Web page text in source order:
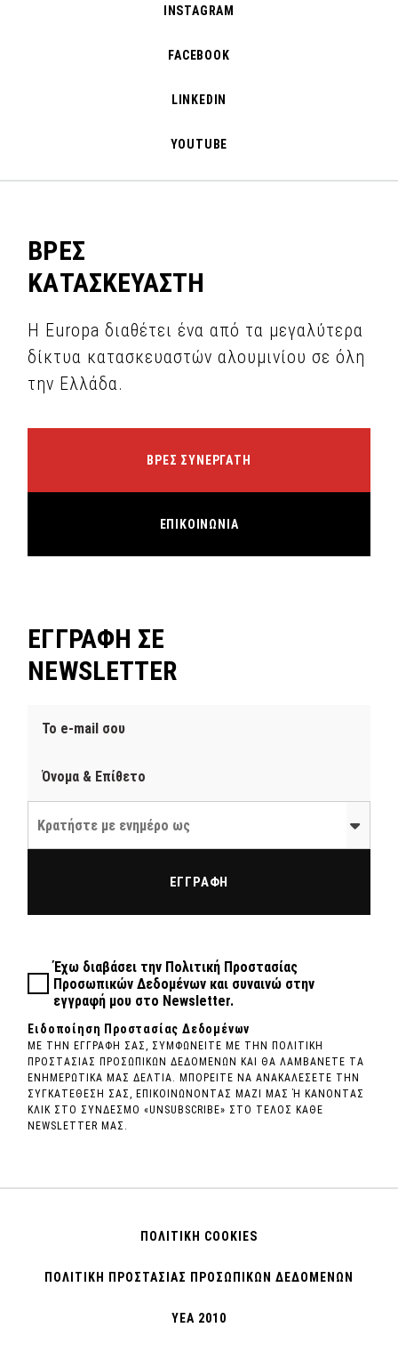
INSTAGRAM
FACEBOOK
LINKEDIN
YOUTUBE
ΒΡΕΣ
ΚΑΤΑΣΚΕΥΑΣΤΗ
Η Europa διαθέτει ένα από τα μεγαλύτερα
δίκτυα κατασκευαστών αλουμινίου σε όλη
την Ελλάδα.
ΒΡΕΣ ΣΥΝΕΡΓΑΤΗ
ΕΠΙΚΟΙΝΩΝΙΑ
ΕΓΓΡΑΦΗ ΣΕ
NEWSLETTER
Κρατήστε με ενημέρο ως
Έχω διαβάσει την Πολιτική Προστασίας
Προσωπικών Δεδομένων και συναινώ στην
εγγραφή μου στο Newsletter.
ΕΓΓΡΑΦΗ
Ειδοποίηση Προστασίας Δεδομένων
ΜΕ ΤΗΝ ΕΓΓΡΑΦΗ ΣΑΣ, ΣΥΜΦΩΝΕΙΤΕ ΜΕ ΤΗΝ ΠΟΛΙΤΙΚΗ
ΠΡΟΣΤΑΣΙΑΣ ΠΡΟΣΩΠΙΚΩΝ ΔΕΔΟΜΕΝΩΝ ΚΑΙ ΘΑ ΛΑΜΒΑΝΕΤΕ ΤΑ
ΕΝΗΜΕΡΩΤΙΚΑ ΜΑΣ ΔΕΛΤΙΑ. ΜΠΟΡΕΙΤΕ ΝΑ ΑΝΑΚΑΛΕΣΕΤΕ ΤΗΝ
ΣΥΓΚΑΤΕΘΕΣΗ ΣΑΣ, ΕΠΙΚΟΙΝΩΝΟΝΤΑΣ ΜΑΖΙ ΜΑΣ Ή ΚΑΝΟΝΤΑΣ
ΚΛΙΚ ΣΤΟ ΣΥΝΔΕΣΜΟ «UNSUBSCRIBE» ΣΤΟ ΤΕΛΟΣ ΚΑΘΕ
NEWSLETTER ΜΑΣ.
ΠΟΛΙΤΙΚΗ COOKIES
ΠΟΛΙΤΙΚΗ ΠΡΟΣΤΑΣΙΑΣ ΠΡΟΣΩΠΙΚΩΝ ΔΕΔΟΜΕΝΩΝ
ΥΕΑ 2010